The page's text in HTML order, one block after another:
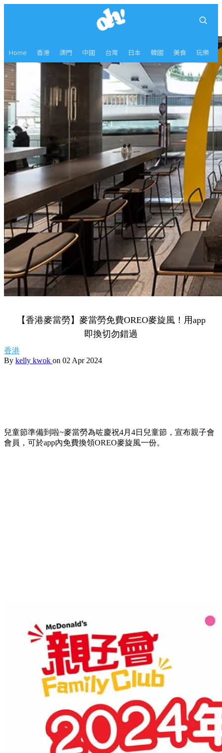
Home 香港 澳門 中國 台灣 日本 韓國 美食 玩樂
【香港麥當勞】麥當勞免費OREO麥旋風！用app
即換切勿錯過
香港
By kelly kwok on 02 Apr 2024
兒童節準備到啦~麥當勞為咗慶祝4月4日兒童節，宣布親子會
會員，可於app內免費換領OREO麥旋風一份。